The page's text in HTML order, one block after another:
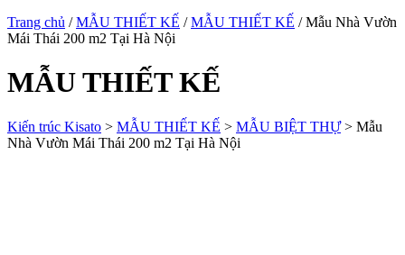
Trang chủ /MẪU THIẾT KẾ /MẪU THIẾT KẾ / Mẫu Nhà Vườn
Mái Thái 200 m2 Tại Hà Nội
MẪU THIẾT KẾ
Kiến trúc Kisato > MẪU THIẾT KẾ > MẪU BIỆT THỰ> Mẫu
Nhà Vườn Mái Thái 200 m2 Tại Hà Nội